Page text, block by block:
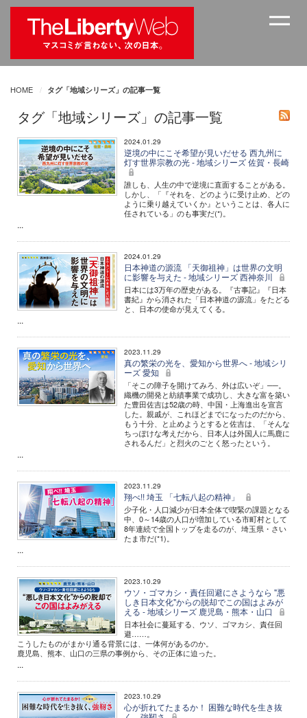
HOME タグ「地域シリーズ」の記事一覧
タグ「地域シリーズ」の記事一覧
2024.01.29
逆境の中にこそ希望が見いだせる 西九州に
灯す世界宗教の光 - 地域シリーズ 佐賀・長崎
誰しも、人生の中で逆境に直面することがある。
しかし、「『それを、どのように受け止め、どの
ように乗り越えていくか』ということは、各人に
任されている」のも事実だ(*)。
...
2024.01.29
日本神道の源流 「天御祖神」は世界の文明
に影響を与えた - 地域シリーズ 西神奈川
日本には3万年の歴史がある。『古事記』『日本
書紀』から消された「日本神道の源流」をたどる
と、日本の使命が見えてくる。
...
2023.11.29
真の繁栄の光を、愛知から世界へ - 地域シリ
ーズ 愛知
「そこの障子を開けてみろ、外は広いぞ」──。
織機の開発と紡績事業で成功し、大きな富を築い
た豊田佐吉は52歳の時、中国・上海進出を宣言
した。親戚が、これほどまでになったのだから、
もう十分、と止めようとすると佐吉は、「そんな
ちっぽけな考えだから、日本人は外国人に馬鹿に
されるんだ」と烈火のごとく怒ったという。
...
2023.11.29
翔べ!! 埼玉 「七転八起の精神」
少子化・人口減少が日本全体で喫緊の課題となる
中、0～14歳の人口が増加している市町村として
8年連続で全国トップを走るのが、埼玉県・さい
たま市だ(*1)。
...
2023.10.29
ウソ・ゴマカシ・責任回避にさようなら "悪
しき日本文化"からの脱却でこの国はよみが
える - 地域シリーズ 鹿児島・熊本・山口
日本社会に蔓延する、ウソ、ゴマカシ、責任回
避……。
こうしたものがまかり通る背景には、一体何があるのか。
鹿児島、熊本、山口の三県の事例から、その正体に迫った。
...
2023.10.29
心が折れてたまるか！ 困難な時代を生き抜